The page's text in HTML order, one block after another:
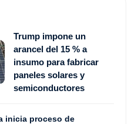
Trump impone un
arancel del 15 % a
insumo para fabricar
paneles solares y
semiconductores
inicia proceso de